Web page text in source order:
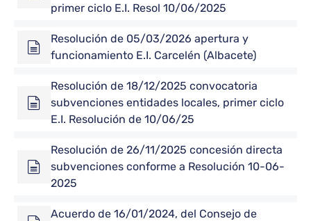
primer ciclo E.I. Resol 10/06/2025
Resolución de 05/03/2026 apertura y
funcionamiento E.I. Carcelén (Albacete)
Resolución de 18/12/2025 convocatoria
subvenciones entidades locales, primer ciclo
E.I. Resolución de 10/06/25
Resolución de 26/11/2025 concesión directa
subvenciones conforme a Resolución 10-06-
2025
Acuerdo de 16/01/2024, del Consejo de